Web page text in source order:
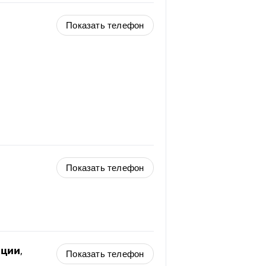
Показать телефон
Показать телефон
, Показать телефон